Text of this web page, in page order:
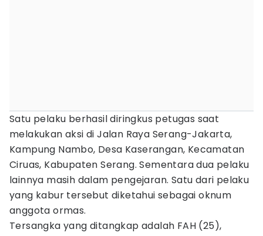
Satu pelaku berhasil diringkus petugas saat
melakukan aksi di Jalan Raya Serang-Jakarta,
Kampung Nambo, Desa Kaserangan, Kecamatan
Ciruas, Kabupaten Serang. Sementara dua pelaku
lainnya masih dalam pengejaran. Satu dari pelaku
yang kabur tersebut diketahui sebagai oknum
anggota ormas.
Tersangka yang ditangkap adalah FAH (25),